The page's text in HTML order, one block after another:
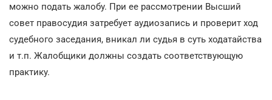
можно подать жалобу. При ее рассмотрении Высший
совет правосудия затребует аудиозапись и проверит ход
судебного заседания, вникал ли судья в суть ходатайства
и т.п. Жалобщики должны создать соответствующую
практику.